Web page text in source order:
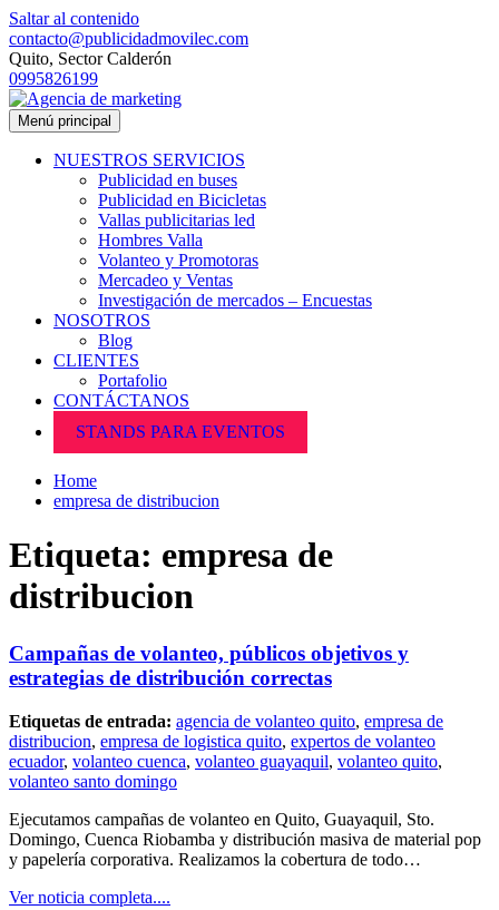
Saltar al contenido
contacto@publicidadmovilec.com
Quito, Sector Calderón
0995826199
Menú principal
NUESTROS SERVICIOS
Publicidad en buses
Publicidad en Bicicletas
Vallas publicitarias led
Hombres Valla
Volanteo y Promotoras
Mercadeo y Ventas
Investigación de mercados – Encuestas
NOSOTROS
Blog
CLIENTES
Portafolio
CONTÁCTANOS
STANDS PARA EVENTOS
Home
empresa de distribucion
Etiqueta: empresa de
distribucion
Campañas de volanteo, públicos objetivos y
estrategias de distribución correctas
Etiquetas de entrada: agencia de volanteo quito, empresa de
distribucion, empresa de logistica quito, expertos de volanteo
ecuador, volanteo cuenca, volanteo guayaquil, volanteo quito,
volanteo santo domingo
Ejecutamos campañas de volanteo en Quito, Guayaquil, Sto.
Domingo, Cuenca Riobamba y distribución masiva de material pop
y papelería corporativa. Realizamos la cobertura de todo…
Ver noticia completa....